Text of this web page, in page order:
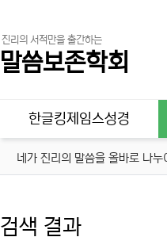
진리의 서적만을 출간하는
말씀보존학회
메인 메뉴
한글킹제임스성경
네가 진리의 말씀을 올바로 나
검색 결과